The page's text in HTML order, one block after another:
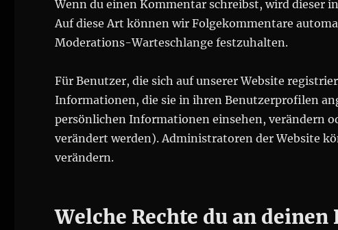
Wenn du einen Kommentar schreibst, wird dieser
Auf diese Art können wir Folgekommentare
Moderations-Warteschlange festzuhalten.
Für Benutzer, die sich auf unserer Website
Informationen, die sie in ihren Benutzerprofilen
persönlichen Informationen einsehen, verändern
verändert werden). Administratoren der Website
verändern.
Welche Rechte du an deinen